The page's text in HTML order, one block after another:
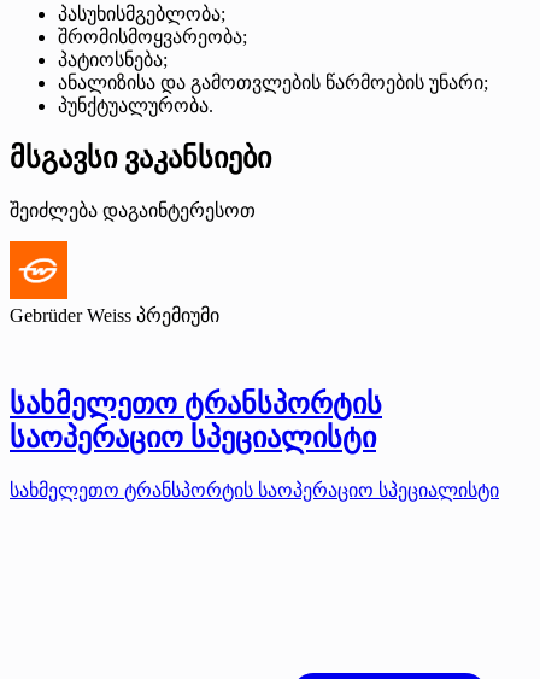
პასუხისმგებლობა;
შრომისმოყვარეობა;
პატიოსნება;
ანალიზისა და გამოთვლების წარმოების უნარი;
პუნქტუალურობა.
მსგავსი ვაკანსიები
შეიძლება დაგაინტერესოთ
Gebrüder Weiss პრემიუმი
სახმელეთო ტრანსპორტის
საოპერაციო სპეციალისტი
სახმელეთო ტრანსპორტის საოპერაციო სპეციალისტი